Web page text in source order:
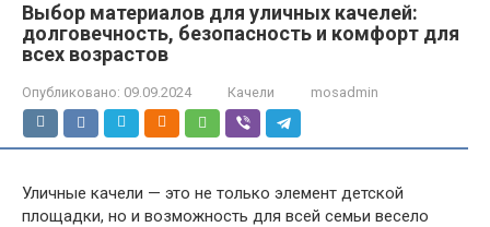
Выбор материалов для уличных качелей:
долговечность, безопасность и комфорт для
всех возрастов
Опубликовано: 09.09.2024 Качели mosadmin
Уличные качели — это не только элемент детской
площадки, но и возможность для всей семьи весело